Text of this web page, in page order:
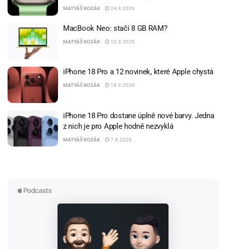
MATYÁŠ KOZÁK 24.3.2026
MacBook Neo: stačí 8 GB RAM?
MATYÁŠ KOZÁK 10.3.2026
iPhone 18 Pro a 12 novinek, které Apple chystá
MATYÁŠ KOZÁK 19.3.2026
iPhone 18 Pro dostane úplně nové barvy. Jedna
z nich je pro Apple hodně nezvyklá
MATYÁŠ KOZÁK 7.8.2026